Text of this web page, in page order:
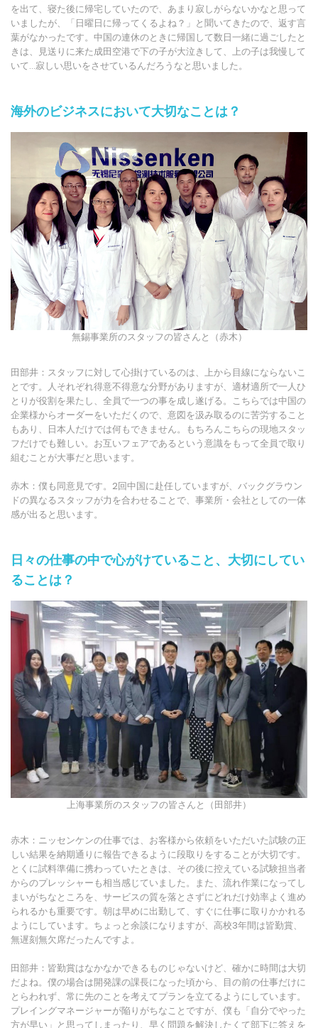
を出て、寝た後に帰宅していたので、あまり寂しがらないかなと思って
いましたが、「日曜日に帰ってくるよね？」と聞いてきたので、返す言
葉がなかったです。中国の連休のときに帰国して数日一緒に過ごしたと
きは、見送りに来た成田空港で下の子が大泣きして、上の子は我慢して
いて…寂しい思いをさせているんだろうなと思いました。
海外のビジネスにおいて大切なことは？
無錫事業所のスタッフの皆さんと（赤木）
田部井：スタッフに対して心掛けているのは、上から目線にならないこ
とです。人それぞれ得意不得意な分野がありますが、適材適所で一人ひ
とりが役割を果たし、全員で一つの事を成し遂げる。こちらでは中国の
企業様からオーダーをいただくので、意図を汲み取るのに苦労すること
もあり、日本人だけでは何もできません。もちろんこちらの現地スタッ
フだけでも難しい。お互いフェアであるという意識をもって全員で取り
組むことが大事だと思います。
赤木：僕も同意見です。2回中国に赴任していますが、バックグラウン
ドの異なるスタッフが力を合わせることで、事業所・会社としての一体
感が出ると思います。
日々の仕事の中で心がけていること、大切にしてい
ることは？
上海事業所のスタッフの皆さんと（田部井）
赤木：ニッセンケンの仕事では、お客様から依頼をいただいた試験の正
しい結果を納期通りに報告できるように段取りをすることが大切です。
とくに試料準備に携わっていたときは、その後に控えている試験担当者
からのプレッシャーも相当感じていました。また、流れ作業になってし
まいがちなところを、サービスの質を落とさずにどれだけ効率よく進め
られるかも重要です。朝は早めに出勤して、すぐに仕事に取りかかれる
ようにしています。ちょっと余談になりますが、高校3年間は皆勤賞、
無遅刻無欠席だったんですよ。
田部井：皆勤賞はなかなかできるものじゃないけど、確かに時間は大切
だよね。僕の場合は開発課の課長になった頃から、目の前の仕事だけに
とらわれず、常に先のことを考えてプランを立てるようにしています。
プレイングマネージャーが陥りがちなことですが、僕も「自分でやった
方が早い」と思ってしまったり、早く問題を解決したくて部下に答えを